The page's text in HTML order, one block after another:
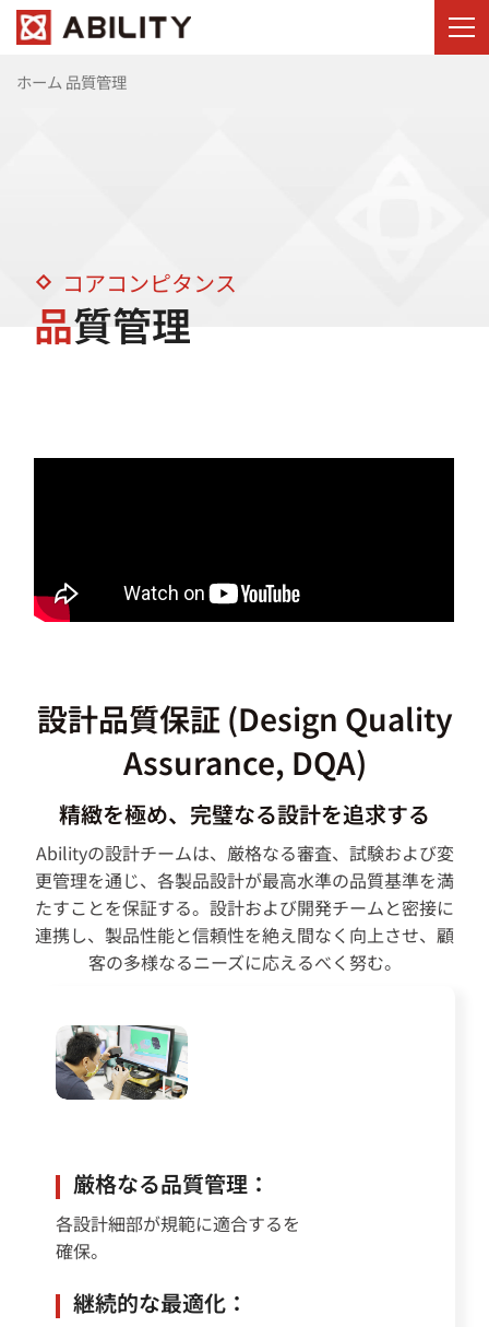
ホーム 品質管理
コアコンピタンス
品質管理
設計品質保証 (Design Quality
Assurance, DQA)
精緻を極め、完璧なる設計を追求する
Abilityの設計チームは、厳格なる審査、試験および変
更管理を通じ、各製品設計が最高水準の品質基準を満
たすことを保証する。設計および開発チームと密接に
連携し、製品性能と信頼性を絶え間なく向上させ、顧
客の多様なるニーズに応えるべく努む。
厳格なる品質管理：
各設計細部が規範に適合するを
確保。
継続的な最適化：